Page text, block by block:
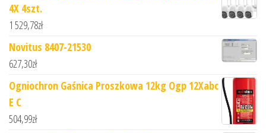
4X 4szt.
1 529,78zł
Novitus 8407-21530
627,30zł
Ogniochron Gaśnica Proszkowa 12kg Ogp 12Xabc
E C
504,99zł